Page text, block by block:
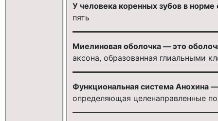
У человека коренных зубов в
пять
Миелиновая оболочка — это
аксона, образованная глиальными
Функциональная система Анохина
определяющая целенаправленные